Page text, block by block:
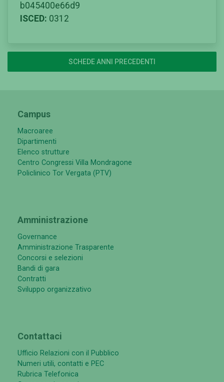
b045400e66d9
ISCED: 0312
SCHEDE ANNI PRECEDENTI
Campus
Macroaree
Dipartimenti
Elenco strutture
Centro Congressi Villa Mondragone
Policlinico Tor Vergata (PTV)
Amministrazione
Governance
Amministrazione Trasparente
Concorsi e selezioni
Bandi di gara
Contratti
Sviluppo organizzativo
Contattaci
Ufficio Relazioni con il Pubblico
Numeri utili, contatti e PEC
Rubrica Telefonica